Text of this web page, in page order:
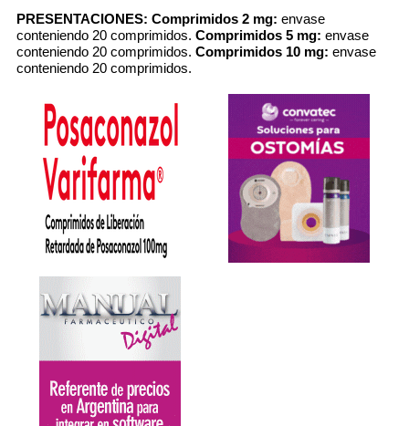
PRESENTACIONES: Comprimidos 2 mg: envase
conteniendo 20 comprimidos. Comprimidos 5 mg: envase
conteniendo 20 comprimidos. Comprimidos 10 mg: envase
conteniendo 20 comprimidos.